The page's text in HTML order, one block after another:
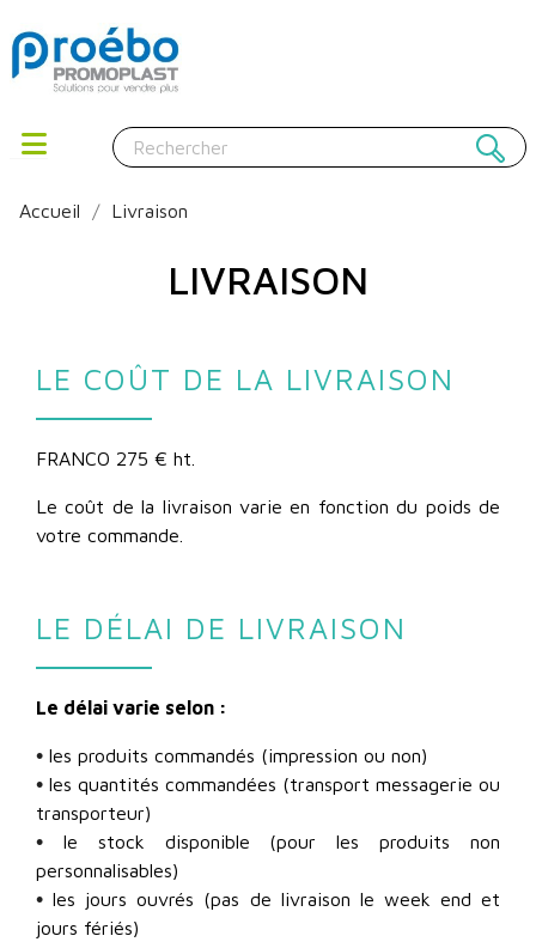
Accueil Livraison
LIVRAISON
LE COÛT DE LA LIVRAISON
FRANCO 275 € ht.
Le coût de la livraison varie en fonction du poids de
votre commande.
LE DÉLAI DE LIVRAISON
Le délai varie selon :
• les produits commandés (impression ou non)
• les quantités commandées (transport messagerie ou
transporteur)
• le stock disponible (pour les produits non
personnalisables)
•les jours ouvrés (pas de livraison le week end et
jours fériés)